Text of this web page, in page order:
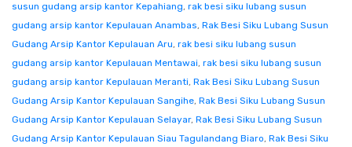
susun gudang arsip kantor Kepahiang, rak besi siku lubang susun
gudang arsip kantor Kepulauan Anambas, Rak Besi Siku Lubang Susun
Gudang Arsip Kantor Kepulauan Aru, rak besi siku lubang susun
gudang arsip kantor Kepulauan Mentawai, rak besi siku lubang susun
gudang arsip kantor Kepulauan Meranti, Rak Besi Siku Lubang Susun
Gudang Arsip Kantor Kepulauan Sangihe, Rak Besi Siku Lubang Susun
Gudang Arsip Kantor Kepulauan Selayar, Rak Besi Siku Lubang Susun
Gudang Arsip Kantor Kepulauan Siau Tagulandang Biaro, Rak Besi Siku